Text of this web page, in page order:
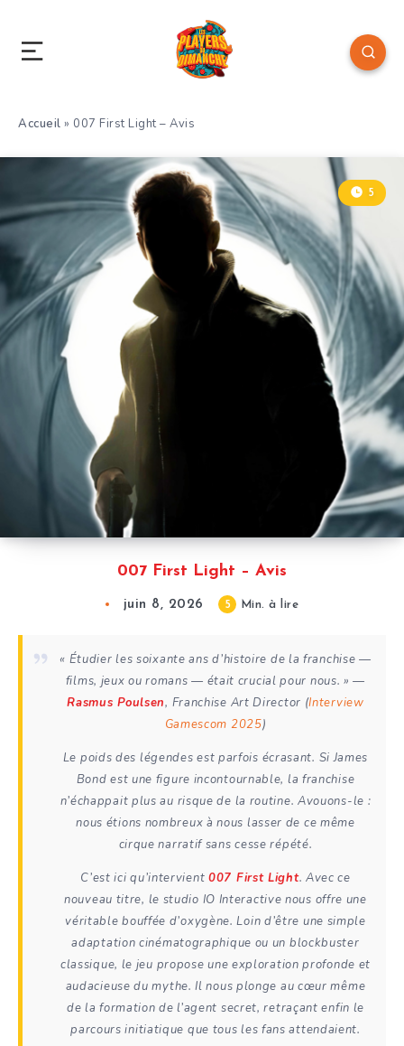
Accueil » 007 First Light – Avis
007 First Light – Avis
5
juin 8, 2026 5 Min. à lire
« Étudier les soixante ans d’histoire de la franchise —
films, jeux ou romans — était crucial pour nous. » —
Rasmus Poulsen, Franchise Art Director (Interview
Gamescom 2025)
Le poids des légendes est parfois écrasant. Si James
Bond est une figure incontournable, la franchise
n’échappait plus au risque de la routine. Avouons-le :
nous étions nombreux à nous lasser de ce même
cirque narratif sans cesse répété.
C’est ici qu’intervient 007 First Light. Avec ce
nouveau titre, le studio IO Interactive nous offre une
véritable bouffée d’oxygène. Loin d’être une simple
adaptation cinématographique ou un blockbuster
classique, le jeu propose une exploration profonde et
audacieuse du mythe. Il nous plonge au cœur même
de la formation de l’agent secret, retraçant enfin le
parcours initiatique que tous les fans attendaient.